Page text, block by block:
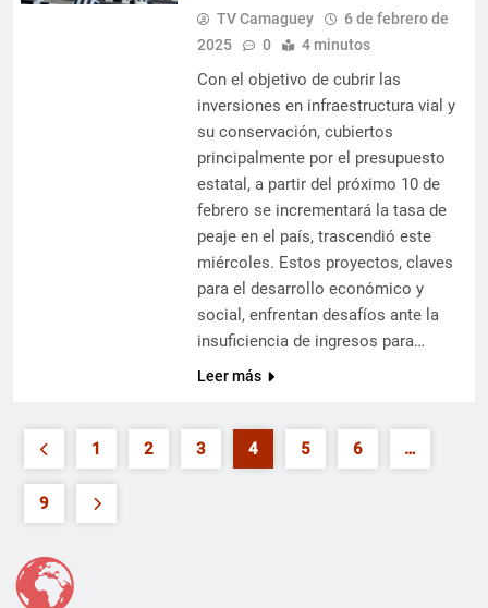
TV Camaguey
6 de febrero de
2025
0 4 minutos
Con el objetivo de cubrir las
inversiones en infraestructura vial y
su conservación, cubiertos
principalmente por el presupuesto
estatal, a partir del próximo 10 de
febrero se incrementará la tasa de
peaje en el país, trascendió este
miércoles. Estos proyectos, claves
para el desarrollo económico y
social, enfrentan desafíos ante la
insuficiencia de ingresos para…
Leer más
1 2 3 4 5 6 …
9